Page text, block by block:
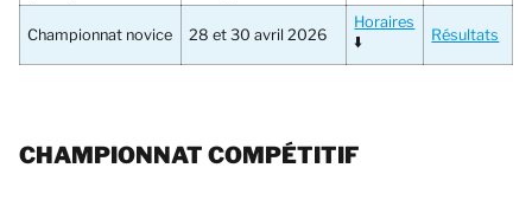
Championnat novice 28 et 30 avril 2026
Horaires
⬇️
Résultats
CHAMPIONNAT COMPÉTITIF